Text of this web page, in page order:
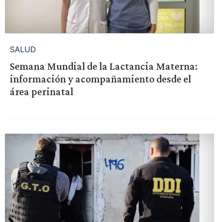
SALUD
Semana Mundial de la Lactancia Materna:
información y acompañamiento desde el
área perinatal